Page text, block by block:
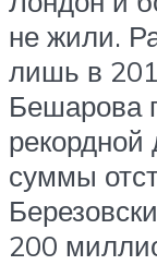
не жили.
лишь в
Бешарова
рекордной
суммы
200